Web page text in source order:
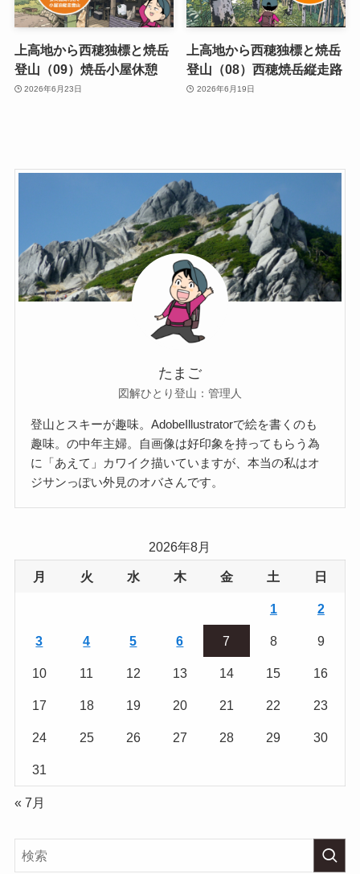
上高地から西穂独標と焼岳
登山（09）焼岳小屋休憩
2026年6月23日
上高地から西穂独標と焼岳
登山（08）西穂焼岳縦走路
2026年6月19日
たまご
図解ひとり登山：管理人
登山とスキーが趣味。AdobeIllustratorで絵を書くのも
趣味。の中年主婦。自画像は好印象を持ってもらう為
に「あえて」カワイク描いていますが、本当の私はオ
ジサンっぽい外見のオバさんです。
2026年8月
月 火 水 木 金 土 日
1 2
3 4 5 6 7 8 9
10 11 12 13 14 15 16
17 18 19 20 21 22 23
24 25 26 27 28 29 30
31
« 7月